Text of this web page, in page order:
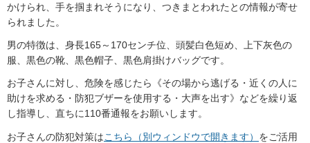
かけられ、手を掴まれそうになり、つきまとわれたとの情報が寄せ
られました。
男の特徴は、身長165～170センチ位、頭髪白色短め、上下灰色の
服、黒色の靴、黒色帽子、黒色肩掛けバッグです。
お子さんに対し、危険を感じたら《その場から逃げる・近くの人に
助けを求める・防犯ブザーを使用する・大声を出す》などを繰り返
し指導し、直ちに110番通報をお願いします。
お子さんの防犯対策はこちら（別ウィンドウで開きます） をご活用